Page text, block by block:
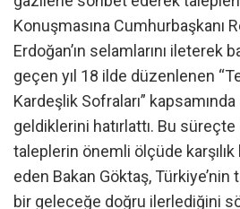
Konuşmasına Cumhurbaşkanı
Erdoğan’ın selamlarını ileterek
geçen yıl 18 ilde düzenlenen
Kardeşlik Sofraları”
geldiklerini hatırlattı. Bu
taleplerin önemli ölçüde
eden Bakan Göktaş, Türkiye’nin
bir geleceğe doğru ilerlediğini